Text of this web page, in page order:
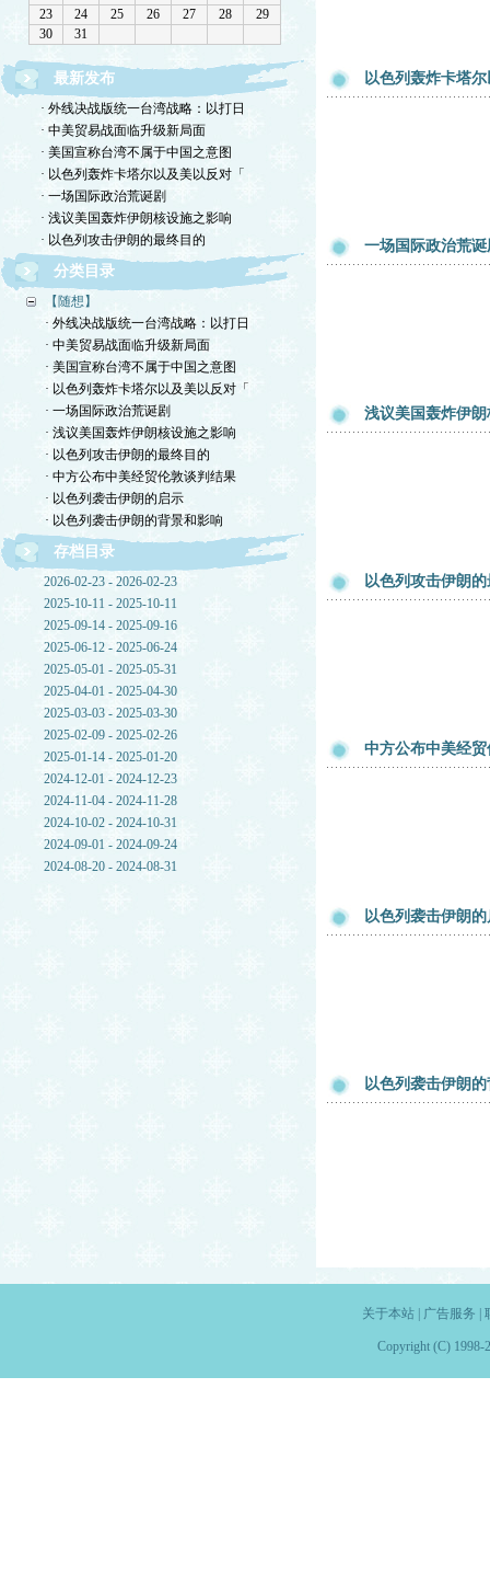
最新发布
· 外线决战版统一台湾战略：以打日
· 中美贸易战面临升级新局面
· 美国宣称台湾不属于中国之意图
· 以色列轰炸卡塔尔以及美以反对「
· 一场国际政治荒诞剧
· 浅议美国轰炸伊朗核设施之影响
· 以色列攻击伊朗的最终目的
分类目录
【随想】
· 外线决战版统一台湾战略：以打日
· 中美贸易战面临升级新局面
· 美国宣称台湾不属于中国之意图
· 以色列轰炸卡塔尔以及美以反对「
· 一场国际政治荒诞剧
· 浅议美国轰炸伊朗核设施之影响
· 以色列攻击伊朗的最终目的
· 中方公布中美经贸伦敦谈判结果
· 以色列袭击伊朗的启示
· 以色列袭击伊朗的背景和影响
存档目录
2026-02-23 - 2026-02-23
2025-10-11 - 2025-10-11
2025-09-14 - 2025-09-16
2025-06-12 - 2025-06-24
2025-05-01 - 2025-05-31
2025-04-01 - 2025-04-30
2025-03-03 - 2025-03-30
2025-02-09 - 2025-02-26
2025-01-14 - 2025-01-20
2024-12-01 - 2024-12-23
2024-11-04 - 2024-11-28
2024-10-02 - 2024-10-31
2024-09-01 - 2024-09-24
2024-08-20 - 2024-08-31
以色列轰炸卡塔
一场国际政治荒诞
浅议美国轰炸伊
以色列攻击伊朗
中方公布中美经
以色列袭击伊朗的
以色列袭击伊朗
关于本站| 广告服务
Copyright (C) 1998-